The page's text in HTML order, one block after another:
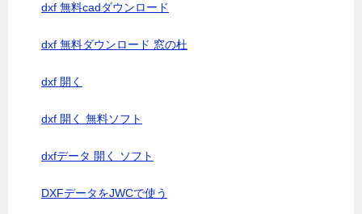
dxf 無料cadダウンロード
dxf 無料ダウンロード 窓の杜
dxf 開く
dxf 開く 無料ソフト
dxfデータ 開く ソフト
DXFデータをJWCで使う